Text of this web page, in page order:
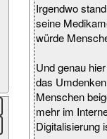
Irgendwo
seine
würde
Und genau
das
Menschen
mehr im
Digitalisierung